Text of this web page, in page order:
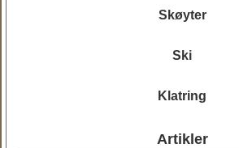
Skøyter
Ski
Klatring
Artikler